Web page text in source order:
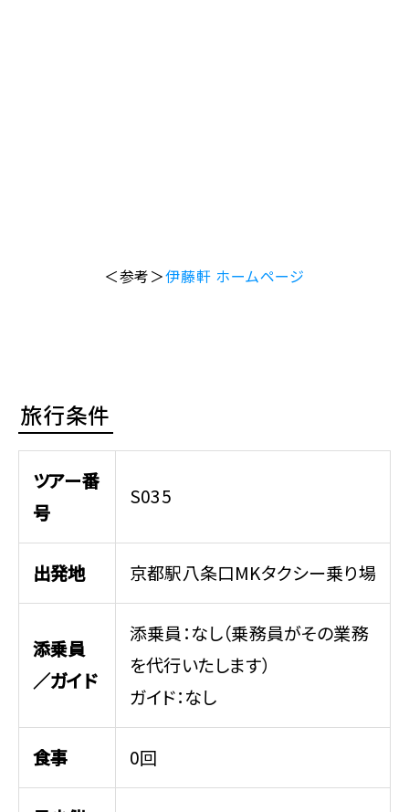
＜参考＞伊藤軒 ホームページ
旅行条件
ツアー番
号
S035
出発地 京都駅八条口MKタクシー乗り場
添乗員
／ガイド
添乗員：なし（乗務員がその業務
を代行いたします）
ガイド：なし
食事 0回